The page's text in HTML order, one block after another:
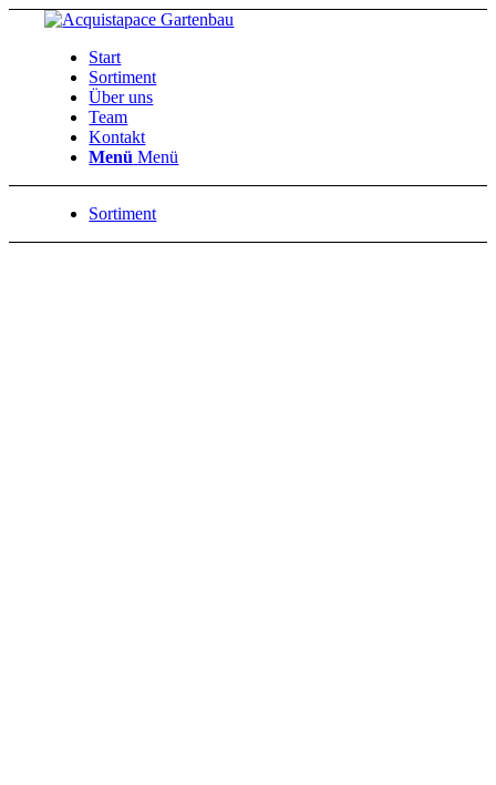
Start
Sortiment
Über uns
Team
Kontakt
Menü Menü
Sortiment